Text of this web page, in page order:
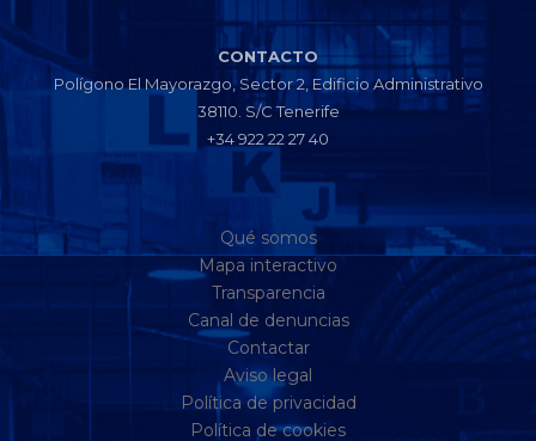
CONTACTO
Polígono El Mayorazgo, Sector 2, Edificio Administrativo
38110. S/C Tenerife
+34 922 22 27 40
Qué somos
Mapa interactivo
Transparencia
Canal de denuncias
Contactar
Aviso legal
Política de privacidad
Política de cookies